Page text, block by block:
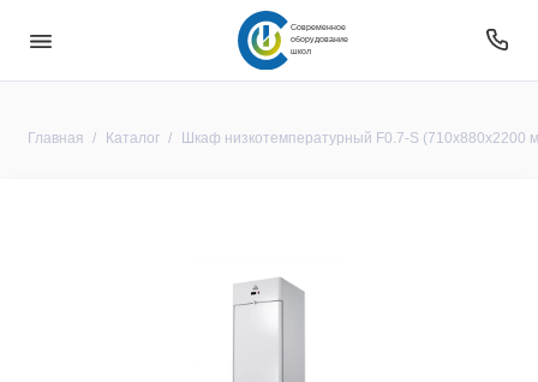
Современное
оборудование
школ
Главная Каталог Шкаф низкотемпературный F0.7-S (710х880х2200